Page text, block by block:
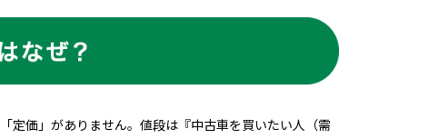
定価」がありません。値段は『中古車を買いたい人（需